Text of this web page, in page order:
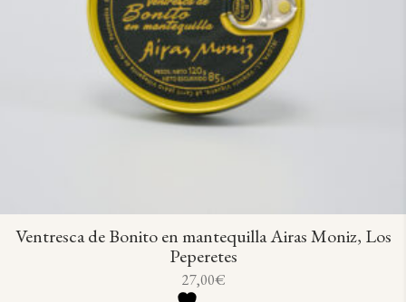
Ventresca de Bonito en mantequilla Airas Moniz, Los
Peperetes
27,00€